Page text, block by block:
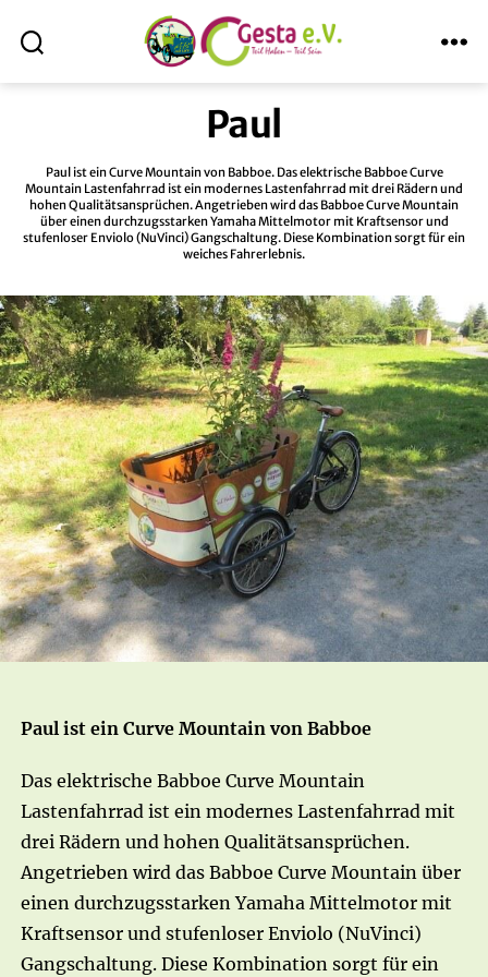
ABmitLara
Paul
Paul ist ein Curve Mountain von Babboe. Das elektrische Babboe Curve
Mountain Lastenfahrrad ist ein modernes Lastenfahrrad mit drei Rädern und
hohen Qualitätsansprüchen. Angetrieben wird das Babboe Curve Mountain
über einen durchzugsstarken Yamaha Mittelmotor mit Kraftsensor und
stufenloser Enviolo (NuVinci) Gangschaltung. Diese Kombination sorgt für ein
weiches Fahrerlebnis.
Paul ist ein Curve Mountain von Babboe
Das elektrische Babboe Curve Mountain
Lastenfahrrad ist ein modernes Lastenfahrrad mit
drei Rädern und hohen Qualitätsansprüchen.
Angetrieben wird das Babboe Curve Mountain über
einen durchzugsstarken Yamaha Mittelmotor mit
Kraftsensor und stufenloser Enviolo (NuVinci)
Gangschaltung. Diese Kombination sorgt für ein